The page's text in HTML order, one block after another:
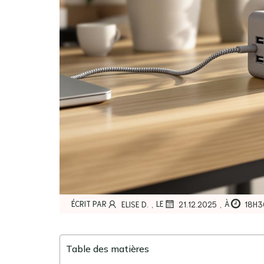
ÉCRIT PAR ELISE D. , LE 21.12.2025 , À
Table des matières